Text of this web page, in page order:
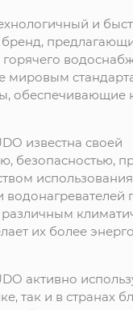
и
бренд,
горячего
мировым
обеспечивающие
известна своей
безопасностью,
водонагревателей
различным
их более
активно
так и в странах